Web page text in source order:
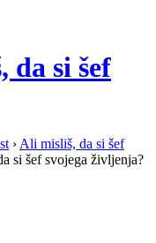
da si šef
› Ali misliš, da si šef
si šef svojega življenja?